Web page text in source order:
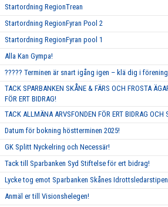
Startordning RegionTrean
Startordning RegionFyran Pool 2
Startordning RegionFyran pool 1
Alla Kan Gympa!
????? Terminen är snart igång igen – klä dig i
TACK SPARBANKEN SKÅNE & FÄRS OCH FROSTA
FÖR ERT BIDRAG!
TACK ALLMÄNA ARVSFONDEN FÖR ERT BIDRAG OCH
Datum för bokning höstterminen 2025!
GK Splitt Nyckelring och Necessär!
Tack till Sparbanken Syd Stiftelse för ert bidrag!
Lycke tog emot Sparbanken Skånes
Anmäl er till Visionshelegen!